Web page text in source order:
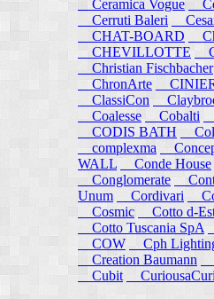
Ceramica Vogue
Cerruti Baleri
CHAT-BOARD
CHEVILLOTTE
Christian Fischbacher
ChronArte
ClassiCon
Coalesse
Cobalti
CODIS BATH
complexma
WALL
Conde House
Conglomerate
Unum
Cordivari
Cosmic
Cotto d-
Cotto Tuscania SpA
COW
Cph
Creation Baumann
Cubit